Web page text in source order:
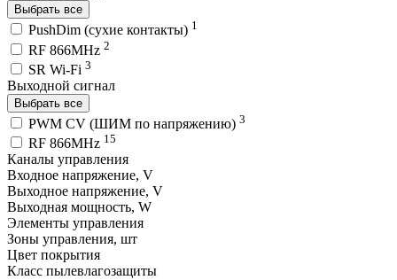
Выбрать все
PushDim (сухие контакты) 1
RF 866MHz 2
SR Wi-Fi 3
Выходной сигнал
Выбрать все
PWM СV (ШИМ по напряжению) 3
RF 866MHz 15
Каналы управления
Входное напряжение, V
Выходное напряжение, V
Выходная мощность, W
Элементы управления
Зоны управления, шт
Цвет покрытия
Класс пылевлагозащиты